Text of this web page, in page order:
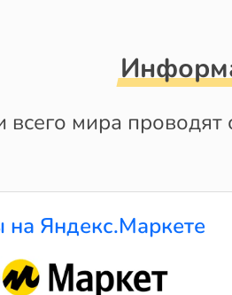
всего мира проводят
Яндекс.Маркете